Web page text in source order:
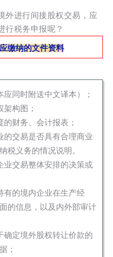
外进行间接股权交易，应
行税务申报呢？
缴纳的文件资料
同时附送中文译本）；
构图；
财务、会计报表；
的交易是否具有合理商业
税义务的情况说明。
业交易整体安排的决策或
有的境内企业在生产经
的信息，以及内外部审计
确定境外股权转让价款的
；